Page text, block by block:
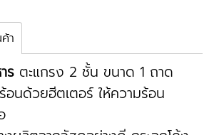
า
ร ตะแกรง 2 ชั้น ขนาด 1 ถาด
อนด้วยฮีตเตอร์ ให้ความร้อน